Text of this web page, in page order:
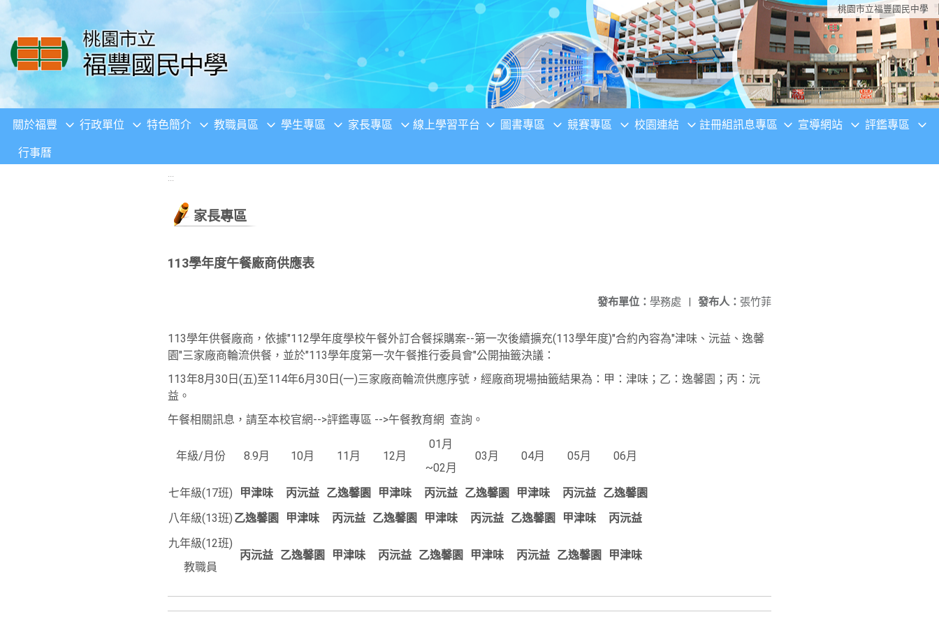
移至網頁之主要內容區位置 桃園市立福豐國民中學
關於福豐 行政單位 特色簡介 教職員區 學生專區 家長專區 線上學習平台 圖書專區 競賽專區 校園連結 註冊組訊息專區 宣導網站 評鑑專區
行事曆
:::
家長專區
113學年度午餐廠商供應表
發布人： 張竹菲
發布單位： 學務處 |
113學年供餐廠商，依據"112學年度學校午餐外訂合餐採購案--第一次後續擴充(113學年度)"合約內容為"津味、沅益、逸馨
園"三家廠商輪流供餐，並於"113學年度第一次午餐推行委員會"公開抽籤決議：
113年8月30日(五)至114年6月30日(一)三家廠商輪流供應序號，經廠商現場抽籤結果為：甲：津味；乙：逸馨園；丙：沅
益。
午餐相關訊息，請至本校官網-->評鑑專區 -->午餐教育網 查詢。
年級/月份 8.9月 10月 11月 12月
01月
~02月
03月 04月 05月 06月
七年級(17班) 甲津味 丙沅益 乙逸馨園 甲津味 丙沅益 乙逸馨園 甲津味 丙沅益 乙逸馨園
八年級(13班) 乙逸馨園 甲津味 丙沅益 乙逸馨園 甲津味 丙沅益 乙逸馨園 甲津味
丙沅益
九年級(12班)
教職員
丙沅益 乙逸馨園 甲津味 丙沅益 乙逸馨園 甲津味 丙沅益 乙逸馨園 甲津味